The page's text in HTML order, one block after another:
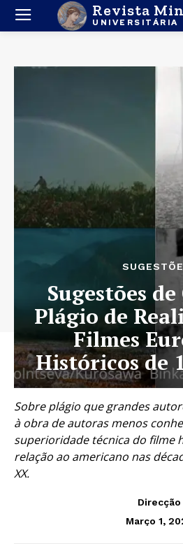
Revista
UNIVERSITÁRIA
Sugestões
Plágio de
Filmes
Históricos de
Sobre plágio que grandes
à obra de autoras menos
superioridade técnica do filme
relação ao americano nas
XX.
Direcção
Março 1,